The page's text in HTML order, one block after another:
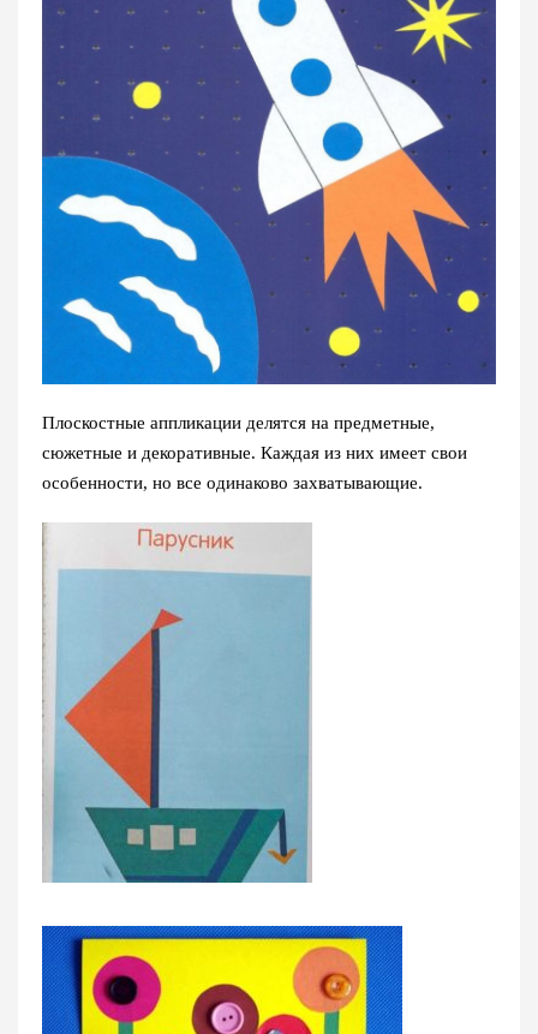
Плоскостные аппликации делятся на предметные,
сюжетные и декоративные. Каждая из них имеет свои
особенности, но все одинаково захватывающие.